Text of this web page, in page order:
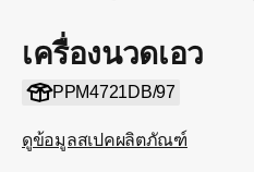
เครื่องนวดเอว
PPM4721DB/97
ดูข้อมูลสเปคผลิตภัณฑ์